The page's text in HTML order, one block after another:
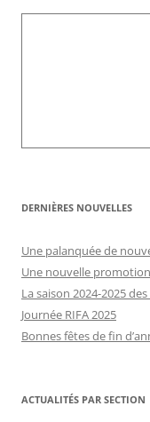
DERNIÈRES NOUVELLES
Une palanquée de
Une nouvelle
La saison 2024-2025
Journée RIFA 2025
Bonnes fêtes de fin
ACTUALITÉS PAR SECTION